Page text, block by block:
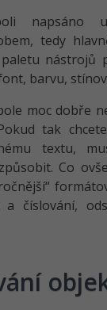
napsáno
tedy
paletu nástrojů
barvu,
moc dobře
tak
textu,
Co
a číslování,